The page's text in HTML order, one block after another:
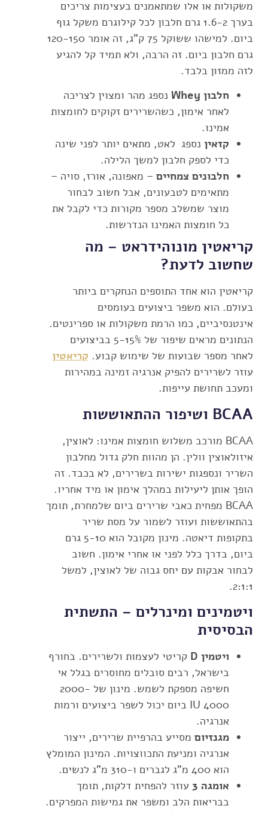
משקולות או אלו שמתאמנים בעצימות צריכים
בערך 1.6-2 גרם חלבון לכל קילוגרם משקל גוף
ביום. למישהו ששוקל 75 ק"ג, זה אומר 120-150
גרם חלבון ביום. זה הרבה, ולא תמיד קל להגיע
לזה ממזון בלבד.
חלבון Whey
נספג מהר ומצוין לצריכה
לאחר אימון, כשהשרירים זקוקים לחומצות
אמינו.
קזאין נספג לאט, מתאים יותר לפני שינה
כדי לספק חלבון למשך הלילה.
חלבונים צמחיים – מאפונה, אורז, סויה –
מתאימים לטבעונים, אבל חשוב לבחור
מוצר שמשלב מספר מקורות כדי לקבל את
כל חומצות האמינו הנדרשות.
קריאטין מונוהידראט – מה
שחשוב לדעת?
קריאטין הוא אחד התוספים הנחקרים ביותר
בעולם. הוא משפר ביצועים בעומסים
אינטנסיביים, כמו הרמת משקולות או ספרינטים.
הנתונים מראים שיפור של 5-15% בביצועים
לאחר מספר שבועות של שימוש קבוע. קריאטין
עוזר לשרירים להפיק אנרגיה זמינה במהירות
ומעכב תחושת עייפות.
BCAA ושיפור ההתאוששות
BCAA מורכב משלוש חומצות אמינו: לאוצין,
איזולאוצין וולין. הן מהוות חלק גדול מחלבון
השריר ונספגות ישירות בשרירים, לא בכבד. זה
הופך אותן ליעילות במהלך אימון או מיד אחריו.
BCAA מפחית כאבי שרירים ביום שלמחרת, תומך
בהתאוששות ועוזר לשמור על מסת שריר
בתקופות דיאטה. מינון מקובל הוא 5-10 גרם
ביום, בדרך כלל לפני או אחרי אימון. חשוב
לבחור אבקות עם יחס גבוה של לאוצין, למשל
2:1:1.
ויטמינים ומינרלים – התשתית
הבסיסית
ויטמין D
קריטי לעצמות ולשרירים. בחורף
בישראל, רבים סובלים מחוסרים בגלל אי
חשיפה מספקת לשמש. מינון של 2000-
4000 IU ביום יכול לשפר ביצועים ורמות
אנרגיה.
מגנזיום מסייע בהרפיית שרירים, ייצור
אנרגיה ומניעת התכווצויות. המינון המומלץ
הוא 400 מ"ג לגברים ו-310 מ"ג לנשים.
אומגה 3
עוזר להפחית דלקות, תומך
בבריאות הלב ומשפר את גמישות המפרקים.